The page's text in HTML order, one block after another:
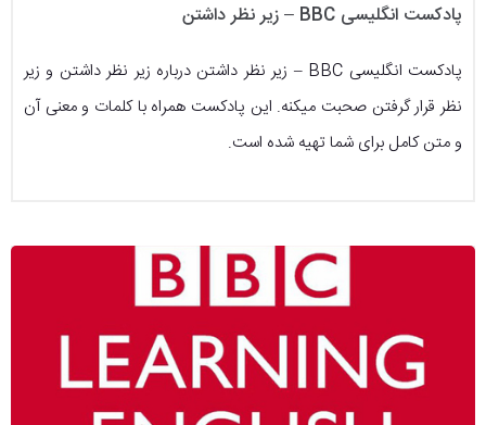
پادکست انگلیسی BBC – زیر نظر داشتن
پادکست انگلیسی BBC – زیر نظر داشتن درباره زیر نظر داشتن و زیر
نظر قرار گرفتن صحبت میکنه. این پادکست همراه با کلمات و معنی آن
و متن کامل برای شما تهیه شده است.